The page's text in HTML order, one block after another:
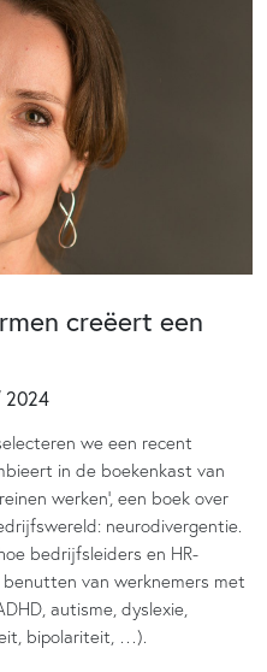
creëert een
we een recent
in de boekenkast van
werken’, een boek over
neurodivergentie.
bedrijfsleiders en HR-
van werknemers met
autisme, dyslexie,
bipolariteit, …).